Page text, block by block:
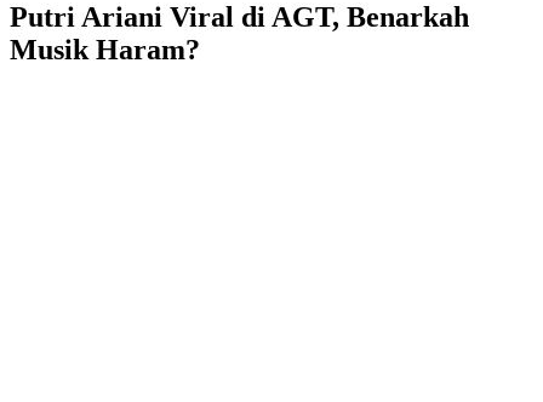
Putri Ariani Viral di AGT, Benarkah
Musik Haram?